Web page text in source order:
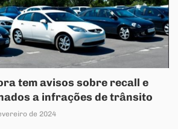
tem avisos sobre recall e
a infrações de trânsito
de 2024